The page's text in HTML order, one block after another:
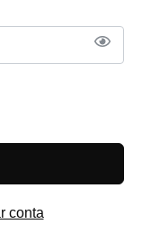
conta